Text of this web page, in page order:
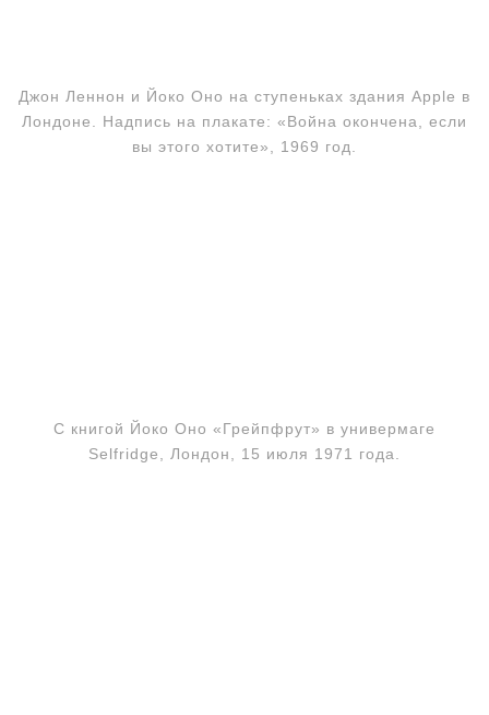
Джон Леннон и Йоко Оно на ступеньках здания Apple в
Лондоне. Надпись на плакате: «Война окончена, если
вы этого хотите», 1969 год.
С книгой Йоко Оно «Грейпфрут» в универмаге
Selfridge, Лондон, 15 июля 1971 года.